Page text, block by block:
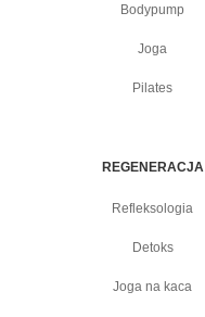
Bodypump
Joga
Pilates
REGENERACJA
Refleksologia
Detoks
Joga na kaca